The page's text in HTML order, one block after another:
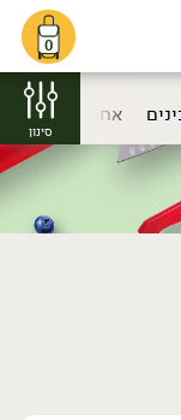
0
אחסון
סינון